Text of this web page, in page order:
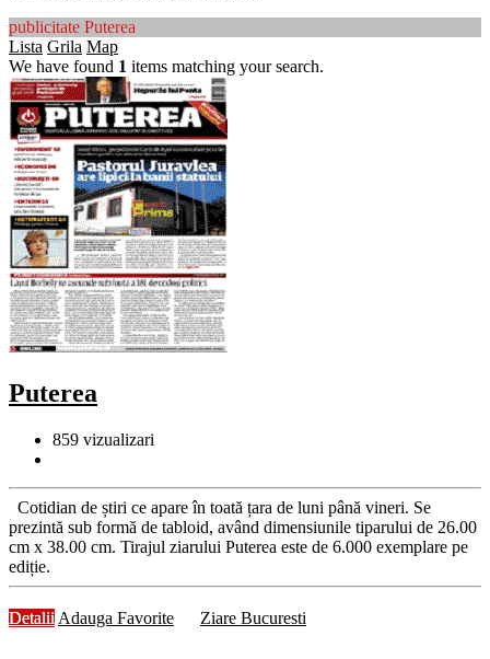
publicitate Puterea
Lista Grila Map
We have found 1 items matching your search.
Puterea
859 vizualizari
Cotidian de știri ce apare în toată țara de luni până vineri. Se
prezintă sub formă de tabloid, având dimensiunile tiparului de 26.00
cm x 38.00 cm. Tirajul ziarului Puterea este de 6.000 exemplare pe
ediție.
Detalii Adauga Favorite Ziare Bucuresti